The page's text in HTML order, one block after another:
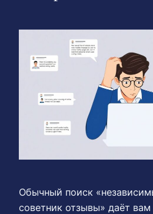
Обычный поиск
советник отзывы» даёт